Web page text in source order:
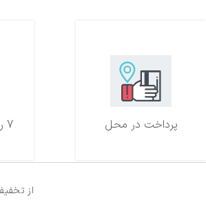
7 روز ضمانت بازگشت پرداخت در محل
از